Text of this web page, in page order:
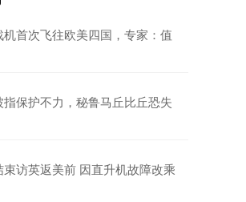
首次飞往欧美四国，专家：值
保护不力，秘鲁马丘比丘恐失
访英返美前 因直升机故障改乘